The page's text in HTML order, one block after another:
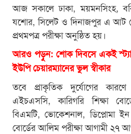
আজ সকালে ঢাকা, ময়মনসিংহ,
যশোর, সিলেট ও দিনাজপুর এ আট
প্রথমপত্র পরীক্ষা অনুষ্ঠিত হয়।
আরও পড়ুন: শোক দিবসে একই
ইউপি চেয়ারম্যানের ভুল স্বীকার
তবে প্রাকৃতিক দুর্যোগের কারণে
এইচএসসি, কারিগরি শিক্ষা
বিএমটি, ভোকেশনাল, ডিপ্লোমা ইন
বোর্ডের আলিম পরীক্ষা আগামী ২৭